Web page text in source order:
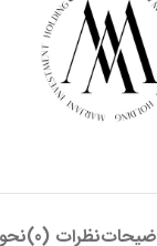
نظرات (0)